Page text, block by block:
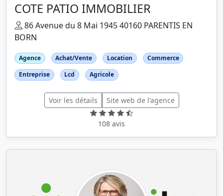
COTE PATIO IMMOBILIER
86 Avenue du 8 Mai 1945 40160 PARENTIS EN
BORN
Agence Achat/Vente Location
Commerce
Entreprise
Lcd Agricole
Voir les détails Site web de l'agence
108 avis